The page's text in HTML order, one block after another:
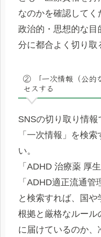
なのかを確認してく
政治的・思想的な目
分に都合よく切り取
② 「一次情報（公的
セスする
SNSの切り取り情
「一次情報」を検
い。
「ADHD 治療薬 厚
「ADHD適正流通管
と検索すれば、国
根拠と厳格なルール
に届けているのか、